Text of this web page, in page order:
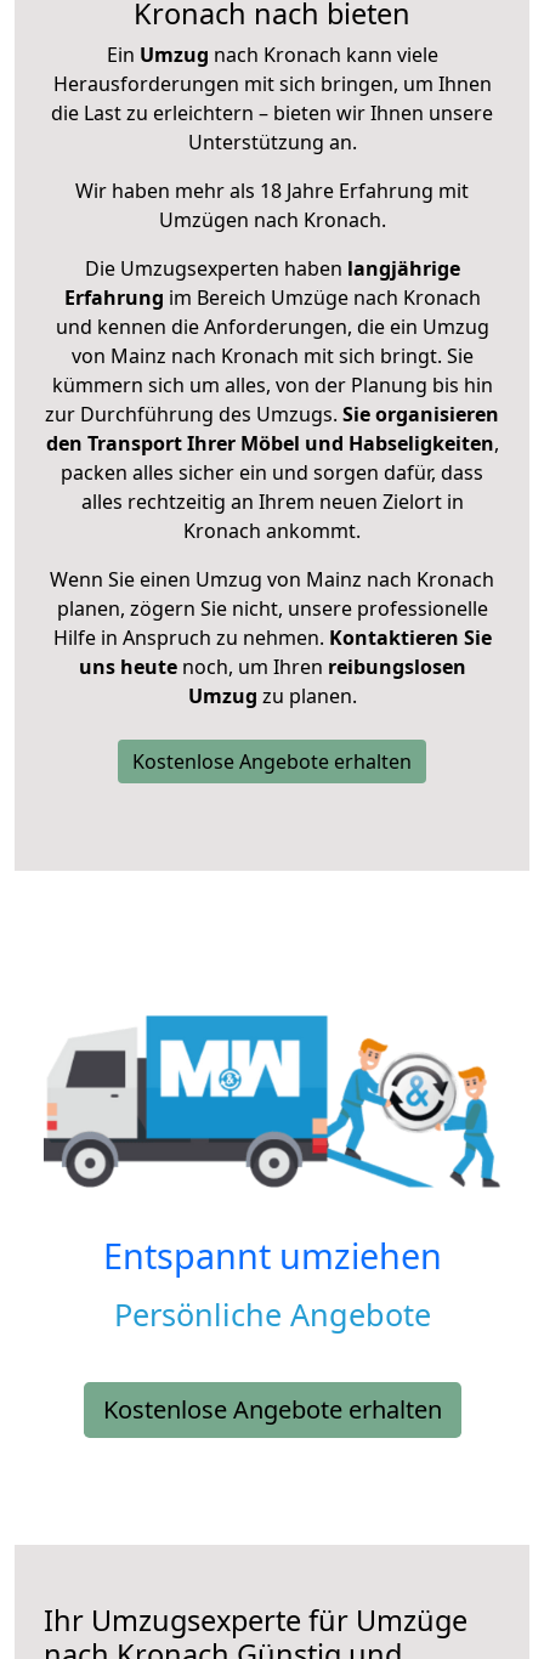
Kronach nach bieten
Ein Umzug nach Kronach kann viele
Herausforderungen mit sich bringen, um Ihnen
die Last zu erleichtern – bieten wir Ihnen unsere
Unterstützung an.
Wir haben mehr als 18 Jahre Erfahrung mit
Umzügen nach Kronach.
Die Umzugsexperten haben langjährige
Erfahrung im Bereich Umzüge nach Kronach
und kennen die Anforderungen, die ein Umzug
von Mainz nach Kronach mit sich bringt. Sie
kümmern sich um alles, von der Planung bis hin
zur Durchführung des Umzugs. Sie organisieren
den Transport Ihrer Möbel und Habseligkeiten,
packen alles sicher ein und sorgen dafür, dass
alles rechtzeitig an Ihrem neuen Zielort in
Kronach ankommt.
Wenn Sie einen Umzug von Mainz nach Kronach
planen, zögern Sie nicht, unsere professionelle
Hilfe in Anspruch zu nehmen. Kontaktieren Sie
uns heutenoch, um Ihren reibungslosen
Umzug zu planen.
Kostenlose Angebote erhalten
Entspannt umziehen
Persönliche Angebote
Kostenlose Angebote erhalten
Ihr Umzugsexperte für Umzüge